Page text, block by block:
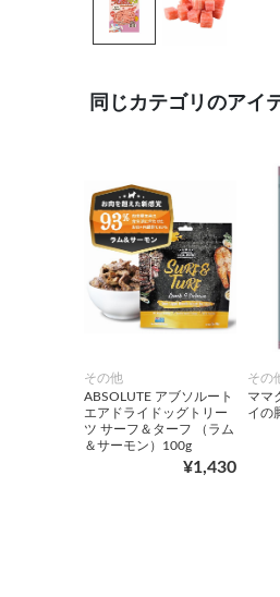
同じカテゴリのアイ
その他
ABSOLUTE アブソルート
エアドライドッグトリー
ツ サーフ＆ターフ （ラム
＆サーモン）100g
¥1,430
その
ママ
イの